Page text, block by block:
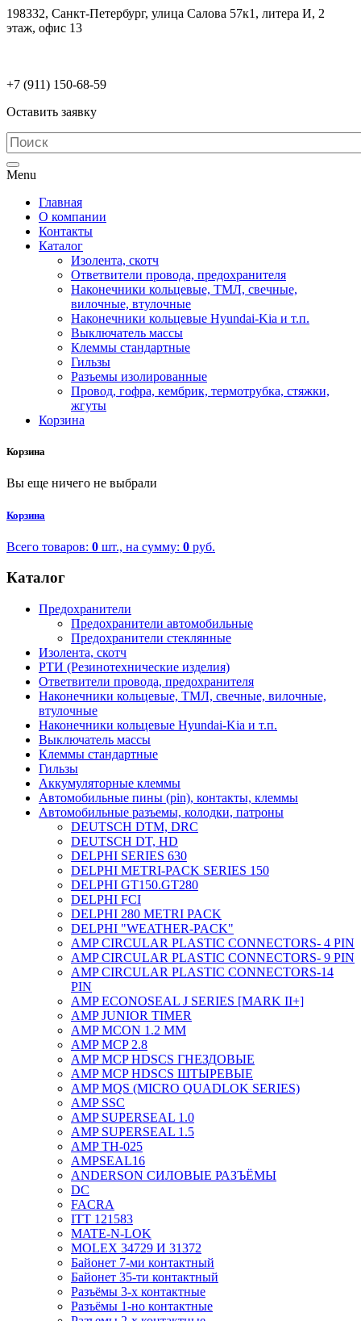
198332, Санкт-Петербург, улица Салова 57к1, литера И, 2
этаж, офис 13
+7 (911) 150-68-59
Оставить заявку
Menu
Главная
О компании
Контакты
Каталог
Изолента, скотч
Ответвители провода, предохранителя
Наконечники кольцевые, ТМЛ, свечные,
вилочные, втулочные
Наконечники кольцевые Hyundai-Kia и т.п.
Выключатель массы
Клеммы стандартные
Гильзы
Разъемы изолированные
Провод, гофра, кембрик, термотрубка, стяжки,
жгуты
Корзина
Корзина
Вы еще ничего не выбрали
Корзина
Всего товаров: 0 шт., на сумму: 0 руб.
Каталог
Предохранители
Предохранители автомобильные
Предохранители стеклянные
Изолента, скотч
РТИ (Резинотехнические изделия)
Ответвители провода, предохранителя
Наконечники кольцевые, ТМЛ, свечные, вилочные,
втулочные
Наконечники кольцевые Hyundai-Kia и т.п.
Выключатель массы
Клеммы стандартные
Гильзы
Аккумуляторные клеммы
Автомобильные пины (pin), контакты, клеммы
Автомобильные разъемы, колодки, патроны
DEUTSCH DTM, DRC
DEUTSCH DT, HD
DELPHI SERIES 630
DELPHI METRI-PACK SERIES 150
DELPHI GT150.GT280
DELPHI FCI
DELPHI 280 METRI PACK
DELPHI "WEATHER-PACK"
AMP CIRCULAR PLASTIC CONNECTORS- 4 PIN
AMP CIRCULAR PLASTIC CONNECTORS- 9 PIN
AMP CIRCULAR PLASTIC CONNECTORS-14
PIN
AMP ECONOSEAL J SERIES [MARK II+]
AMP JUNIOR TIMER
AMP MCON 1.2 MM
AMP MCP 2.8
AMP MCP HDSCS ГНЕЗДОВЫЕ
AMP MCP HDSCS ШТЫРЕВЫЕ
AMP MQS (MICRO QUADLOK SERIES)
AMP SSC
AMP SUPERSEAL 1.0
AMP SUPERSEAL 1.5
AMP ТН-025
AMPSEAL16
ANDERSON СИЛОВЫЕ РАЗЪЁМЫ
DC
FACRA
ITT 121583
MATE-N-LOK
MOLEX 34729 И 31372
Байонет 7-ми контактный
Байонет 35-ти контактный
Разъёмы 3-х контактные
Разъёмы 1-но контактные